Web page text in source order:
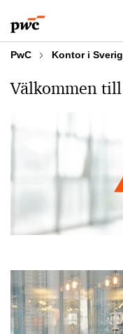
to
content
to
footer
PwC Kontor i
Välkommen